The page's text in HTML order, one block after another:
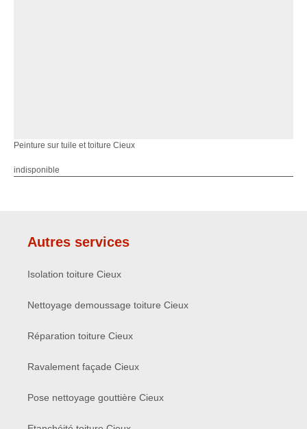
Peinture sur tuile et toiture Cieux
indisponible
Autres services
Isolation toiture Cieux
Nettoyage demoussage toiture Cieux
Réparation toiture Cieux
Ravalement façade Cieux
Pose nettoyage gouttière Cieux